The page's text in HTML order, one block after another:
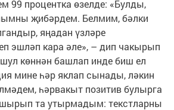
99 процентка өзелде: «Булды,
җибәрдем. Белмим, бәлки
яңадан үзләре
эшләп кара әле», – дип чакырып
көннән башлап инде биш ел
мине һәр яклап сынады, ләкин
һәрвакыт позитив булырга
та утырмадым: текстларны